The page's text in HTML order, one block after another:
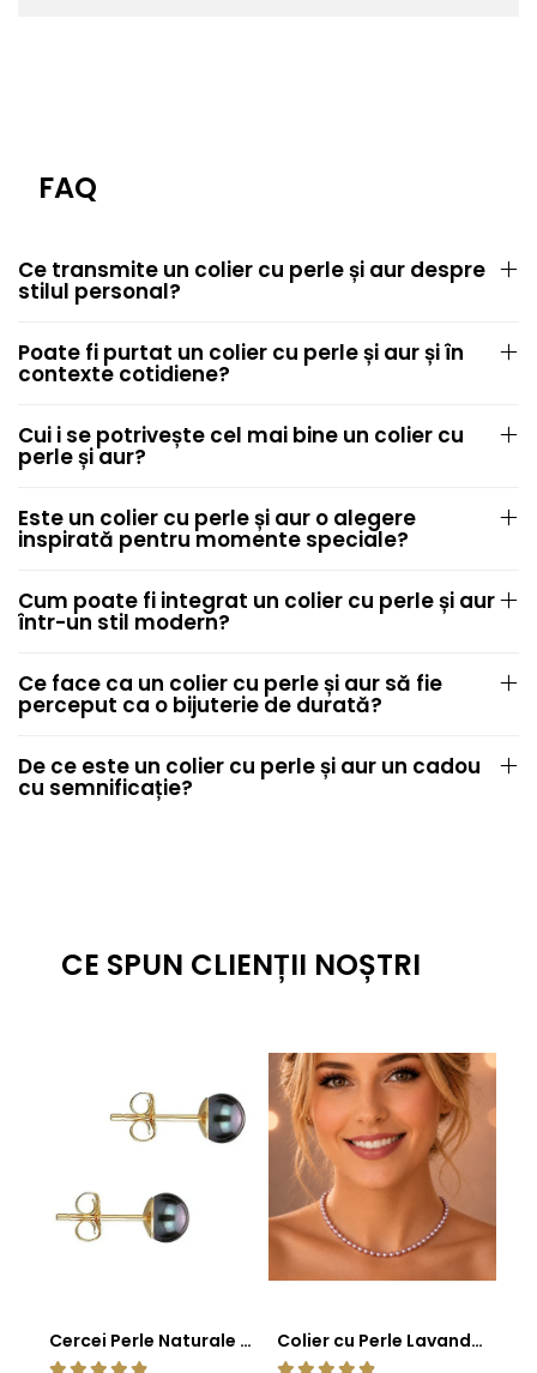
FAQ
Ce transmite un colier cu perle și aur despre
stilul personal?
Poate fi purtat un colier cu perle și aur și în
contexte cotidiene?
Cui i se potrivește cel mai bine un colier cu
perle și aur?
Este un colier cu perle și aur o alegere
inspirată pentru momente speciale?
Cum poate fi integrat un colier cu perle și aur
într-un stil modern?
Ce face ca un colier cu perle și aur să fie
perceput ca o bijuterie de durată?
De ce este un colier cu perle și aur un cadou
cu semnificație?
CE SPUN CLIENȚII NOȘTRI
Cercei Perle Naturale Negre 5-6 mm, Buton AAA, Aur 14K (aur 585), Tip Șurub | KASKADDA® Colier cu Perle Lavanda la Baza Gatului, de 4-5 mm, Perle Rare, Calitate AAA+, Aur 14K | KASKADDA®